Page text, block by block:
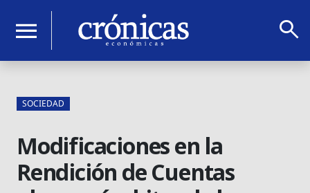
menu search
SOCIEDAD
Modificaciones en la
Rendición de Cuentas